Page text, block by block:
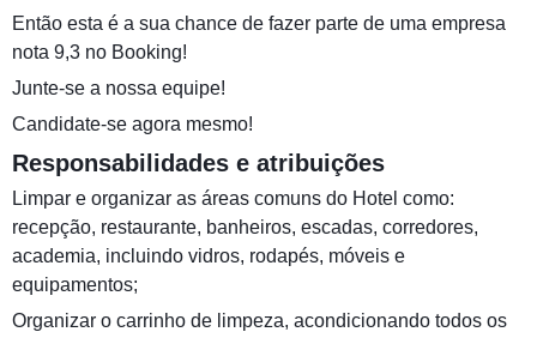
Então esta é a sua chance de fazer parte de uma empresa
nota 9,3 no Booking!
Junte-se a nossa equipe!
Candidate-se agora mesmo!
Responsabilidades e atribuições
Limpar e organizar as áreas comuns do Hotel como:
recepção, restaurante, banheiros, escadas, corredores,
academia, incluindo vidros, rodapés, móveis e
equipamentos;
Organizar o carrinho de limpeza, acondicionando todos os